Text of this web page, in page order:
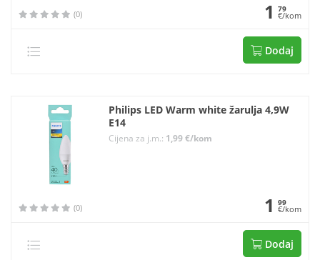
(0) 1 79
€/kom
Dodaj
Philips LED Warm white žarulja 4,9W
E14
Cijena za j.m.: 1,99 €/kom
(0) 1 99
€/kom
Dodaj